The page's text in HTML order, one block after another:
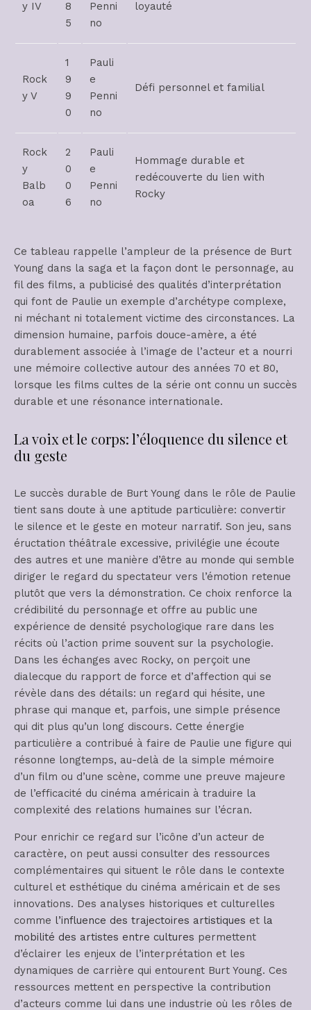
y IV
8
5
Penni
no
loyauté
Rock
y V
1
9
9
0
Pauli
e
Penni
no
Défi personnel et familial
Rock
y
Balb
oa
2
0
0
6
Pauli
e
Penni
no
Hommage durable et
redécouverte du lien with
Rocky
Ce tableau rappelle l’ampleur de la présence de Burt
Young dans la saga et la façon dont le personnage, au
fil des films, a publicisé des qualités d’interprétation
qui font de Paulie un exemple d’archétype complexe,
ni méchant ni totalement victime des circonstances. La
dimension humaine, parfois douce-amère, a été
durablement associée à l’image de l’acteur et a nourri
une mémoire collective autour des années 70 et 80,
lorsque les films cultes de la série ont connu un succès
durable et une résonance internationale.
La voix et le corps: l’éloquence du silence et
du geste
Le succès durable de Burt Young dans le rôle de Paulie
tient sans doute à une aptitude particulière: convertir
le silence et le geste en moteur narratif. Son jeu, sans
éructation théâtrale excessive, privilégie une écoute
des autres et une manière d’être au monde qui semble
diriger le regard du spectateur vers l’émotion retenue
plutôt que vers la démonstration. Ce choix renforce la
crédibilité du personnage et offre au public une
expérience de densité psychologique rare dans les
récits où l’action prime souvent sur la psychologie.
Dans les échanges avec Rocky, on perçoit une
dialecque du rapport de force et d’affection qui se
révèle dans des détails: un regard qui hésite, une
phrase qui manque et, parfois, une simple présence
qui dit plus qu’un long discours. Cette énergie
particulière a contribué à faire de Paulie une figure qui
résonne longtemps, au-delà de la simple mémoire
d’un film ou d’une scène, comme une preuve majeure
de l’efficacité du cinéma américain à traduire la
complexité des relations humaines sur l’écran.
Pour enrichir ce regard sur l’icône d’un acteur de
caractère, on peut aussi consulter des ressources
complémentaires qui situent le rôle dans le contexte
culturel et esthétique du cinéma américain et de ses
innovations. Des analyses historiques et culturelles
comme l’influence des trajectoires artistiques et la
mobilité des artistes entre cultures permettent
d’éclairer les enjeux de l’interprétation et les
dynamiques de carrière qui entourent Burt Young. Ces
ressources mettent en perspective la contribution
d’acteurs comme lui dans une industrie où les rôles de